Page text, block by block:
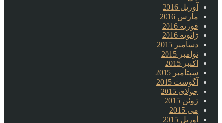
آوریل 2016
مارس 2016
فوریه 2016
ژانویه 2016
دسامبر 2015
نوامبر 2015
اکتبر 2015
سپتامبر 2015
آگوست 2015
جولای 2015
ژوئن 2015
می 2015
آوریل 2015